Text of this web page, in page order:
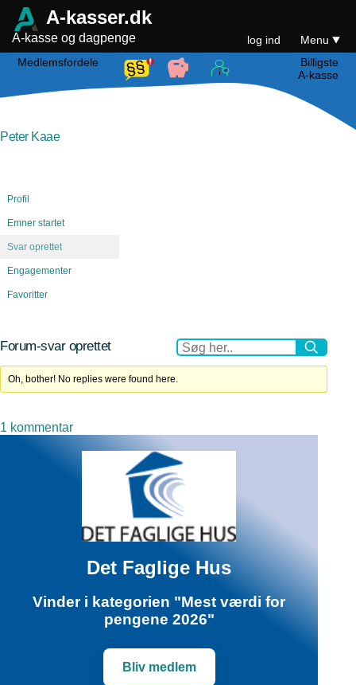
A-kasser.dk
A-kasse og dagpenge log ind
Menu
Medlemsfordele
Billigste
A-kasse
Peter Kaae
Profil
Emner startet
Svar oprettet
Engagementer
Favoritter
Forum-svar oprettet
Oh, bother! No replies were found here.
1 kommentartil
Kaae
Det Faglige Hus
Vinder i kategorien "Mest værdi for
pengene 2026"
Bliv medlem